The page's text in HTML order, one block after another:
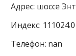
Адрес: шоссе
Индекс: 111024.0
Телефон: nan